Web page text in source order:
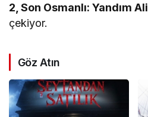
2, Son Osmanlı: Yandım Ali
çekiyor.
Göz Atın